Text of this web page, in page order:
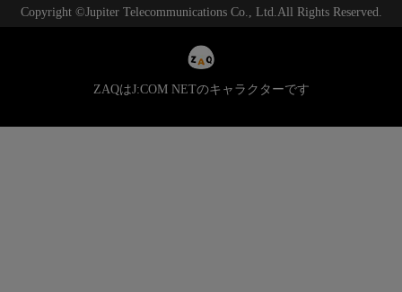
Copyright ©Jupiter Telecommunications Co., Ltd.All Rights Reserved.
ZAQはJ:COM NETのキャラクターです